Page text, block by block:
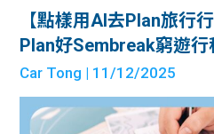
【點樣用AI去Plan旅行
Plan好Sembreak窮遊行
Car Tong | 11/12/2025